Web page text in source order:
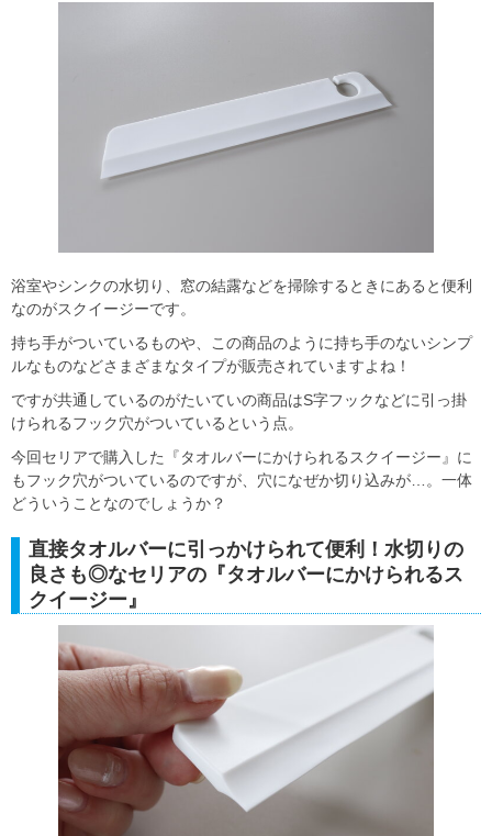
浴室やシンクの水切り、窓の結露などを掃除するときにあると便利
なのがスクイージーです。
持ち手がついているものや、この商品のように持ち手のないシンプ
ルなものなどさまざまなタイプが販売されていますよね！
ですが共通しているのがたいていの商品はS字フックなどに引っ掛
けられるフック穴がついているという点。
今回セリアで購入した『タオルバーにかけられるスクイージー』に
もフック穴がついているのですが、穴になぜか切り込みが…。一体
どういうことなのでしょうか？
直接タオルバーに引っかけられて便利！水切りの
良さも◎なセリアの『タオルバーにかけられるス
クイージー』